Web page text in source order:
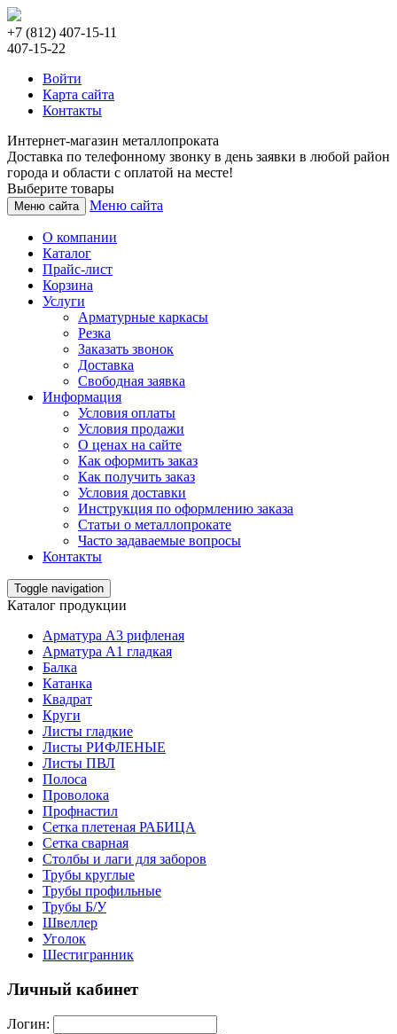
+7 (812) 407-15-11
407-15-22
Войти
Карта сайта
Контакты
Интернет-магазин металлопроката
Доставка по телефонному звонку в день заявки в любой район
города и области с оплатой на месте!
Выберите товары
Меню сайта Меню сайта
О компании
Каталог
Прайс-лист
Корзина
Услуги
Арматурные каркасы
Резка
Заказать звонок
Доставка
Свободная заявка
Информация
Условия оплаты
Условия продажи
О ценах на сайте
Как оформить заказ
Как получить заказ
Условия доставки
Инструкция по оформлению заказа
Статьи о металлопрокате
Часто задаваемые вопросы
Контакты
Toggle navigation
Каталог продукции
Арматура А3 рифленая
Арматура А1 гладкая
Балка
Катанка
Квадрат
Круги
Листы гладкие
Листы РИФЛЕНЫЕ
Листы ПВЛ
Полоса
Проволока
Профнастил
Сетка плетеная РАБИЦА
Сетка сварная
Столбы и лаги для заборов
Трубы круглые
Трубы профильные
Трубы Б/У
Швеллер
Уголок
Шестигранник
Личный кабинет
Логин: